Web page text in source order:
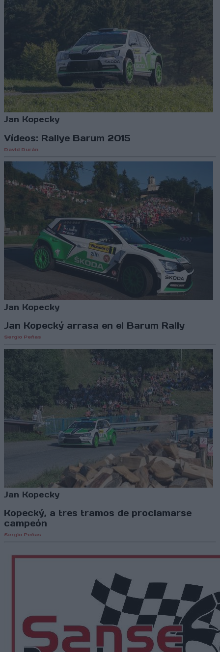
Jan Kopecky
Vídeos: Rallye Barum 2015
David Durán
Jan Kopecky
Jan Kopecký arrasa en el Barum Rally
Sergio Peñas
Jan Kopecky
Kopecký, a tres tramos de proclamarse
campeón
Sergio Peñas